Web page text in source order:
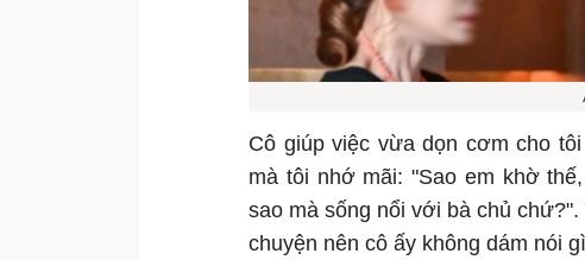
Cô giúp việc vừa dọn cơm cho
mà tôi nhớ mãi: "Sao em khờ
sao mà sống nổi với bà chủ
chuyện nên cô ấy không dám nói